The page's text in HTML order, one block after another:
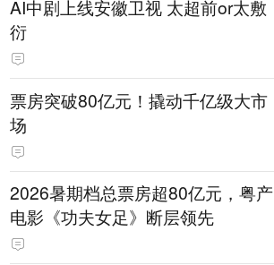
AI中剧上线安徽卫视 太超前or太敷
衍
票房突破80亿元！撬动千亿级大市
场
2026暑期档总票房超80亿元，粤产
电影《功夫女足》断层领先